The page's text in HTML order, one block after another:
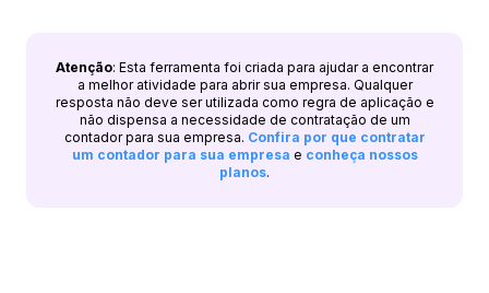
Atenção: Esta ferramenta foi criada para ajudar a encontrar
a melhor atividade para abrir sua empresa. Qualquer
resposta não deve ser utilizada como regra de aplicação e
não dispensa a necessidade de contratação de um
contador para sua empresa. Confira por que contratar
um contador para sua empresa e conheça nossos
planos.